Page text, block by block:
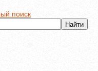
поиск